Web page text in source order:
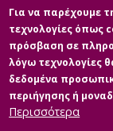
Licence
Items in
rights reserved,
Για να παρέχουμε
τεχνολογίες όπως
πρόσβαση σε
λόγω τεχνολογίες
δεδομένα
περιήγησης ή
Περισσότερα